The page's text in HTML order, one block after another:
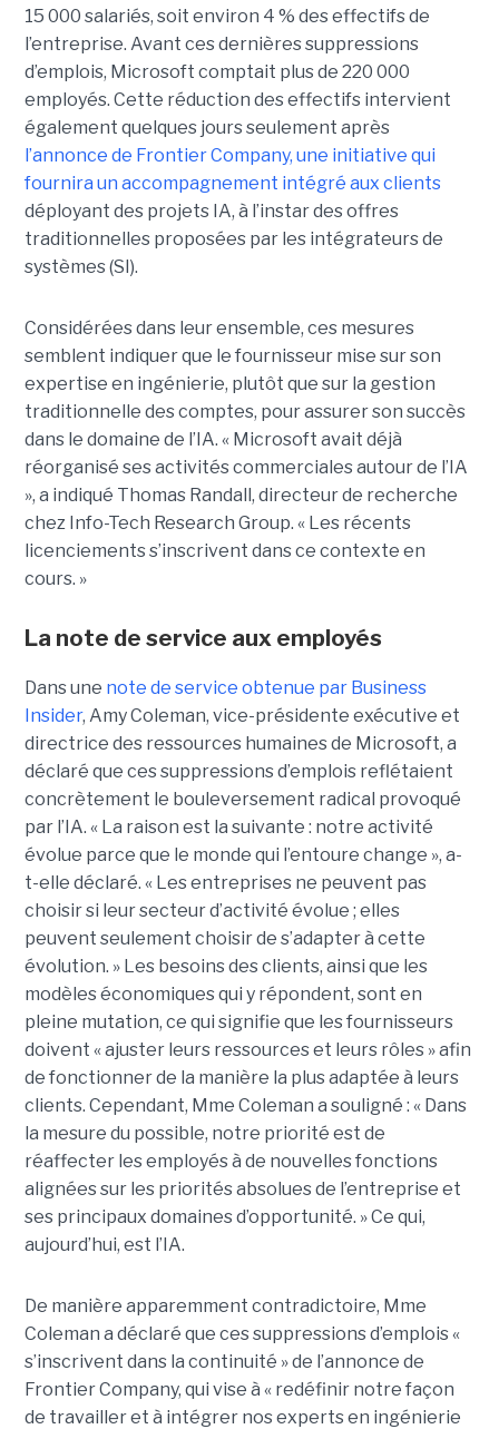
15 000 salariés, soit environ 4 % des effectifs de
l’entreprise. Avant ces dernières suppressions
d’emplois, Microsoft comptait plus de 220 000
employés. Cette réduction des effectifs intervient
également quelques jours seulement après
l’annonce de Frontier Company, une initiative qui
fournira un accompagnement intégré aux clients
déployant des projets IA, à l’instar des offres
traditionnelles proposées par les intégrateurs de
systèmes (SI).
Considérées dans leur ensemble, ces mesures
semblent indiquer que le fournisseur mise sur son
expertise en ingénierie, plutôt que sur la gestion
traditionnelle des comptes, pour assurer son succès
dans le domaine de l’IA. « Microsoft avait déjà
réorganisé ses activités commerciales autour de l’IA
», a indiqué Thomas Randall, directeur de recherche
chez Info-Tech Research Group. « Les récents
licenciements s’inscrivent dans ce contexte en
cours. »
La note de service aux employés
Dans une note de service obtenue par Business
Insider, Amy Coleman, vice-présidente exécutive et
directrice des ressources humaines de Microsoft, a
déclaré que ces suppressions d’emplois reflétaient
concrètement le bouleversement radical provoqué
par l’IA. « La raison est la suivante : notre activité
évolue parce que le monde qui l’entoure change », a-
t-elle déclaré. « Les entreprises ne peuvent pas
choisir si leur secteur d’activité évolue ; elles
peuvent seulement choisir de s’adapter à cette
évolution. » Les besoins des clients, ainsi que les
modèles économiques qui y répondent, sont en
pleine mutation, ce qui signifie que les fournisseurs
doivent « ajuster leurs ressources et leurs rôles » afin
de fonctionner de la manière la plus adaptée à leurs
clients. Cependant, Mme Coleman a souligné : « Dans
la mesure du possible, notre priorité est de
réaffecter les employés à de nouvelles fonctions
alignées sur les priorités absolues de l’entreprise et
ses principaux domaines d’opportunité. »Ce qui,
aujourd’hui, est l’IA.
De manière apparemment contradictoire, Mme
Coleman a déclaré que ces suppressions d’emplois «
s’inscrivent dans la continuité » de l’annonce de
Frontier Company, qui vise à « redéfinir notre façon
de travailler et à intégrer nos experts en ingénierie